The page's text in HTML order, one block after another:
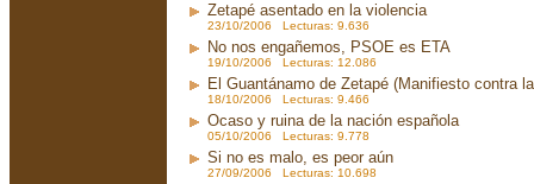
Zetapé asentado en la violencia
23/10/2006 Lecturas: 9.636
No nos engañemos, PSOE es ETA
19/10/2006 Lecturas: 12.086
El Guantánamo de Zetapé (Manifiesto contra
18/10/2006 Lecturas: 9.466
Ocaso y ruina de la nación española
05/10/2006 Lecturas: 9.778
Si no es malo, es peor aún
27/09/2006 Lecturas: 10.698